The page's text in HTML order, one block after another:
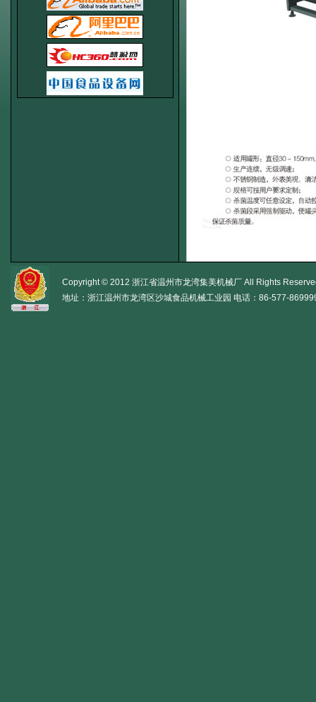
Copyright © 2012 浙江省温州市龙湾集美机械厂 All Rights
地址：浙江温州市龙湾区沙城食品机械工业园 电话：86-577-